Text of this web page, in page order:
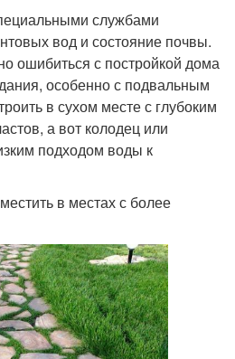
службами
вод и состояние почвы.
ошибиться с постройкой дома
особенно с подвальным
в сухом месте с глубоким
а вот колодец или
подходом воды к
в местах с более